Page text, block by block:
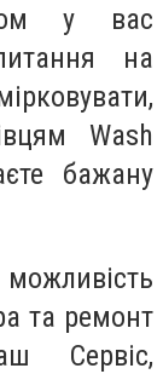
у вас
на
Wash
бажану
та ремонт
Сервіс,